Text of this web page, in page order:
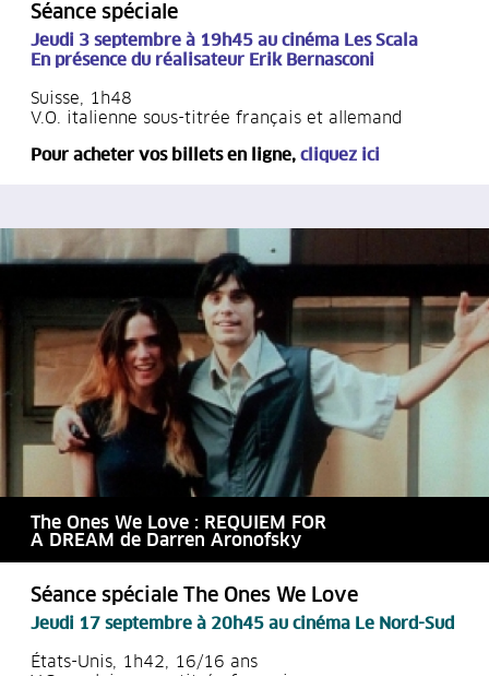
Séance spéciale
Jeudi 3 septembre à 19h45 au cinéma Les Scala
En présence du réalisateur Erik Bernasconi
Suisse, 1h48
V.O. italienne sous-titrée français et allemand
Pour acheter vos billets en ligne, cliquez ici
The Ones We Love : REQUIEM FOR
A DREAM de Darren Aronofsky
Séance spéciale The Ones We Love
Jeudi 17 septembre à 20h45 au cinéma Le Nord-Sud
États-Unis, 1h42, 16/16 ans